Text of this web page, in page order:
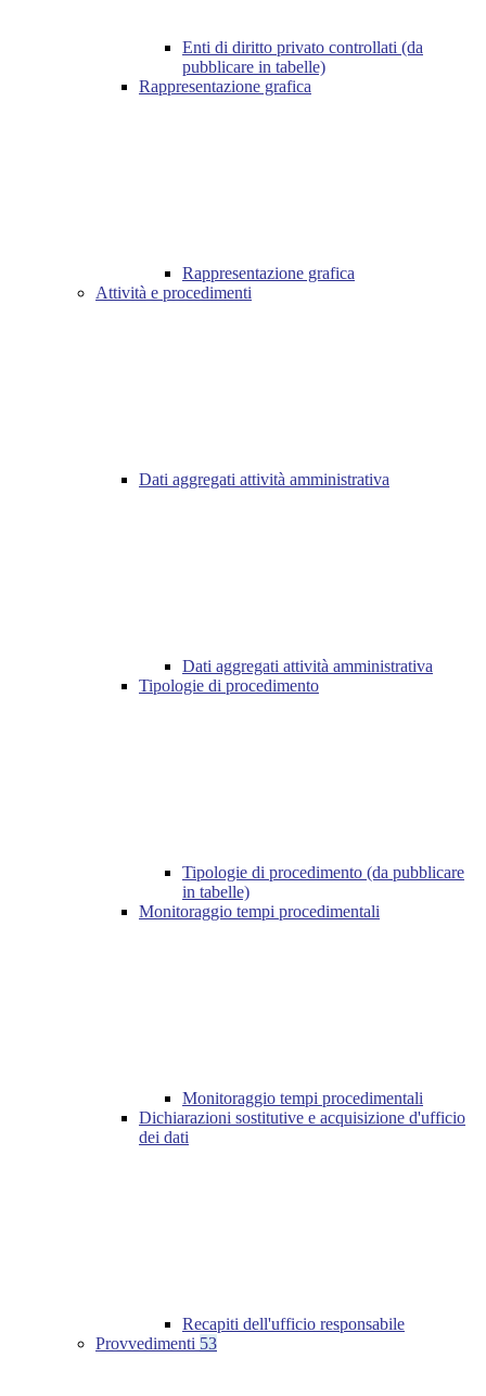
Enti di diritto privato controllati (da
pubblicare in tabelle)
Rappresentazione grafica
Rappresentazione grafica
Attività e procedimenti
Dati aggregati attività amministrativa
Dati aggregati attività amministrativa
Tipologie di procedimento
Tipologie di procedimento (da pubblicare
in tabelle)
Monitoraggio tempi procedimentali
Monitoraggio tempi procedimentali
Dichiarazioni sostitutive e acquisizione d'ufficio
dei dati
Recapiti dell'ufficio responsabile
Provvedimenti 53